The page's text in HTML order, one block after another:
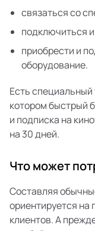
связаться со
подключиться
приобрести и
оборудование.
Есть
котором быстрый
и подписка на
на 30 дней.
Что может
Составляя
ориентируется на
клиентов. А